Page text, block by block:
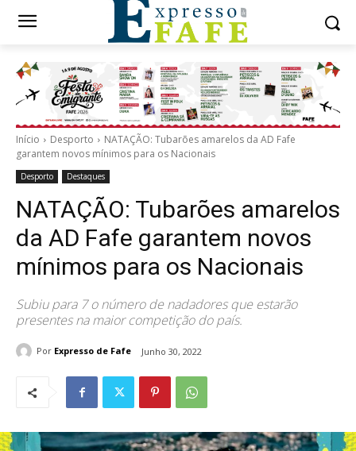
Início Desporto
NATAÇÃO: Tubarões amarelos da AD Fafe
garantem novos mínimos para os Nacionais
Desporto Destaques
NATAÇÃO: Tubarões amarelos
da AD Fafe garantem novos
mínimos para os Nacionais
Subiu para 7 o número de nadadores que estarão
presentes na maior competição do país.
Por Expresso de Fafe Junho 30, 2022